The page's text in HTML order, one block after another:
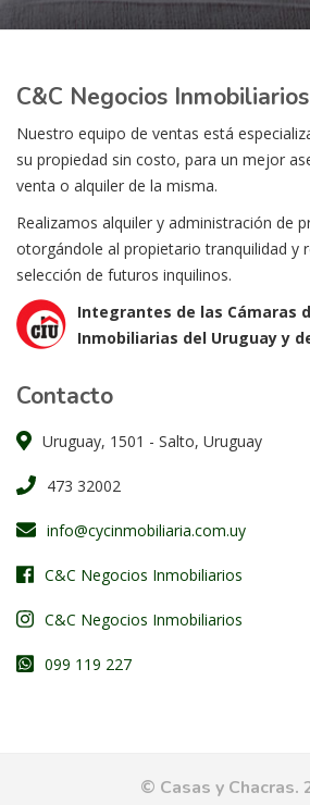
C&C Negocios Inmobiliarios
Nuestro equipo de ventas está
su propiedad sin costo, para un mejor
venta o alquiler de la misma.
Realizamos alquiler y administración de
otorgándole al propietario tranquilidad y
selección de futuros inquilinos.
Integrantes de las Cámaras
Inmobiliarias del Uruguay y
Contacto
Uruguay, 1501 - Salto, Uruguay
473 32002
info@cycinmobiliaria.com.uy
C&C Negocios Inmobiliarios
C&C Negocios Inmobiliarios
099 119 227
© Casas y Chacras.